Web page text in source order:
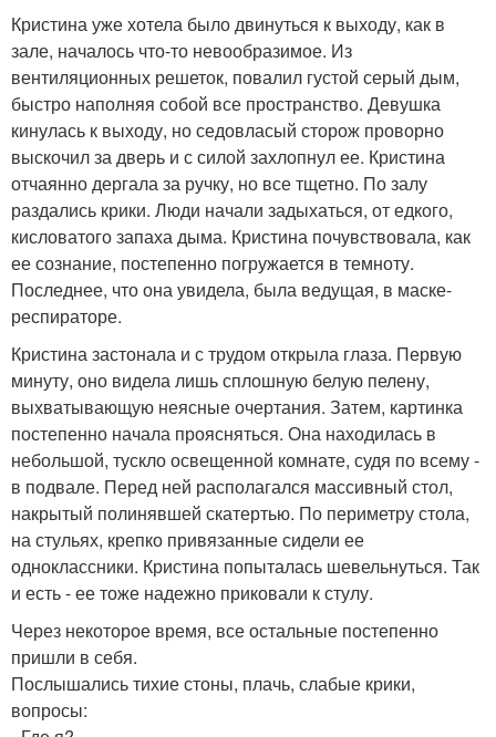
Кристина уже хотела было двинуться к выходу, как в
зале, началось что-то невообразимое. Из
вентиляционных решеток, повалил густой серый дым,
быстро наполняя собой все пространство. Девушка
кинулась к выходу, но седовласый сторож проворно
выскочил за дверь и с силой захлопнул ее. Кристина
отчаянно дергала за ручку, но все тщетно. По залу
раздались крики. Люди начали задыхаться, от едкого,
кисловатого запаха дыма. Кристина почувствовала, как
ее сознание, постепенно погружается в темноту.
Последнее, что она увидела, была ведущая, в маске-
респираторе.
Кристина застонала и с трудом открыла глаза. Первую
минуту, оно видела лишь сплошную белую пелену,
выхватывающую неясные очертания. Затем, картинка
постепенно начала проясняться. Она находилась в
небольшой, тускло освещенной комнате, судя по всему -
в подвале. Перед ней располагался массивный стол,
накрытый полинявшей скатертью. По периметру стола,
на стульях, крепко привязанные сидели ее
одноклассники. Кристина попыталась шевельнуться. Так
и есть - ее тоже надежно приковали к стулу.
Через некоторое время, все остальные постепенно
пришли в себя.
Послышались тихие стоны, плачь, слабые крики,
вопросы: